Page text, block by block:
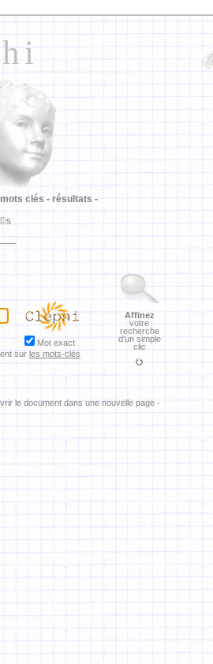
mots clés - résultats -
Mot exact
sur les mots-clés
Affinez
votre
recherche
d'un simple
clic
le document dans une nouvelle page -